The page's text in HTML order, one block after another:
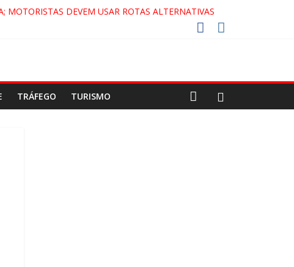
DEVEM USAR ROTAS ALTERNATIVAS
TRÁFEGO TURISMO